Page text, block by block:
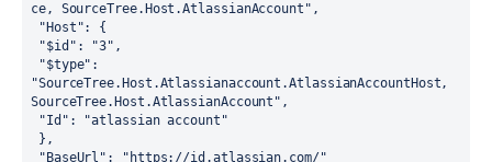
ce, SourceTree.Host.AtlassianAccount",
"Host": {
"$id": "3",
"SourceTree.Host.Atlassianaccount.AtlassianAccountHost,
SourceTree.Host.AtlassianAccount",
"Id": "atlassian account"
},
"BaseUrl": "https://id.atlassian.com/"